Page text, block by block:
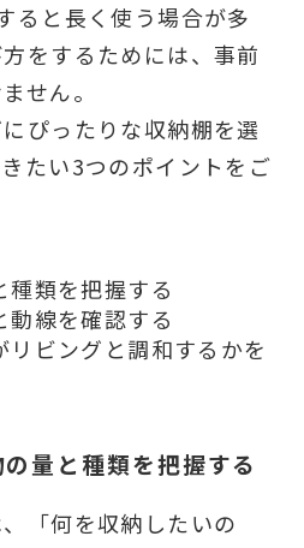
ると長く使う場合が多
をするためには、事前
せん。
ぴったりな収納棚を選
たい3つのポイントをご
類を把握する
線を確認する
リビングと調和するかを
の量と種類を把握する
「何を収納したいの